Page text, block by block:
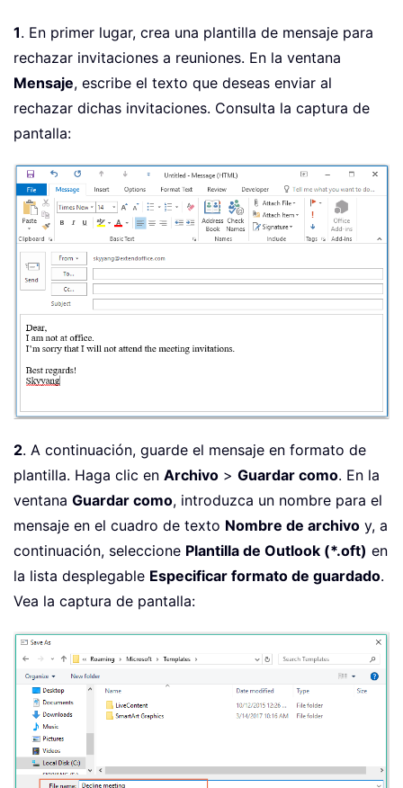
1. En primer lugar, crea una plantilla de mensaje para
rechazar invitaciones a reuniones. En la ventana
Mensaje, escribe el texto que deseas enviar al
rechazar dichas invitaciones. Consulta la captura de
pantalla:
2. A continuación, guarde el mensaje en formato de
plantilla. Haga clic en Archivo > Guardar como. En la
ventana Guardar como, introduzca un nombre para el
mensaje en el cuadro de texto Nombre de archivo y, a
continuación, seleccione Plantilla de Outlook (*.oft) en
la lista desplegable Especificar formato de guardado.
Vea la captura de pantalla: